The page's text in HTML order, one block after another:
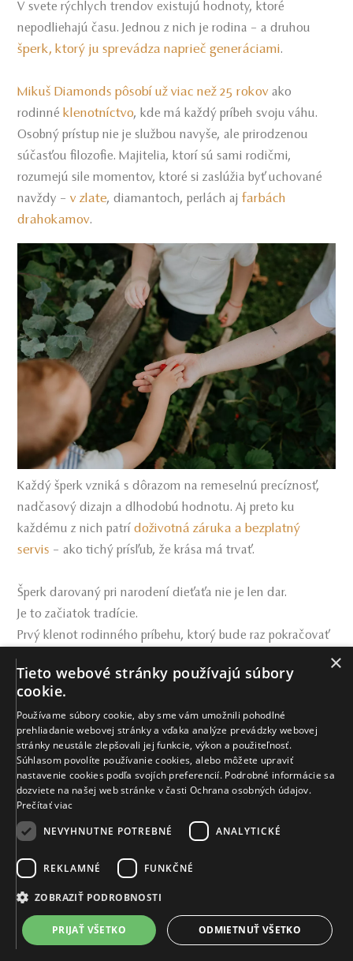
V svete rýchlych trendov existujú hodnoty, ktoré
nepodliehajú času. Jednou z nich je rodina – a druhou
šperk, ktorý ju sprevádza naprieč generáciami.
Mikuš Diamonds pôsobí už viac než 25 rokov ako
rodinné klenotníctvo, kde má každý príbeh svoju váhu.
Osobný prístup nie je službou navyše, ale prirodzenou
súčasťou filozofie. Majitelia, ktorí sú sami rodičmi,
rozumejú sile momentov, ktoré si zaslúžia byť uchované
navždy –v zlate, diamantoch, perlách ajfarbách
drahokamov.
Každý šperk vzniká s dôrazom na remeselnú precíznosť,
nadčasový dizajn a dlhodobú hodnotu. Aj preto ku
každému z nich patrídoživotná záruka a bezplatný
servis – ako tichý prísľub, že krása má trvať.
Šperk darovaný pri narodení dieťaťa nie je len dar.
Je to začiatok tradície.
Prvý klenot rodinného príbehu, ktorý bude raz pokračovať
Ilustračné fotografie:
Zdielať:
KATEGÓRIA ČLÁNKOV
Šperk od Mikuš Diamonds ako ideálny darček
TAGY
×
Tieto webové stránky používajú súbory
cookie.
Používame súbory cookie, aby sme vám umožnili pohodlné
prehliadanie webovej stránky a vďaka analýze prevádzky webovej
stránky neustále zlepšovali jej funkcie, výkon a použiteľnosť.
Súhlasom povolíte používanie cookies, alebo môžete upraviť
nastavenie cookies podľa svojích preferencií. Podrobné informácie sa
dozviete na našej web stránke v časti Ochrana osobných údajov.
Prečítať viac
NEVYHNUTNE POTREBNÉ
ANALYTICKÉ
REKLAMNÉ FUNKČNÉ
ZOBRAZIŤ PODROBNOSTI
PRIJAŤ VŠETKO ODMIETNUŤ VŠETKO